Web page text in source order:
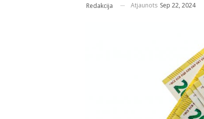
Redakcija Atjaunots Sep 22, 2024